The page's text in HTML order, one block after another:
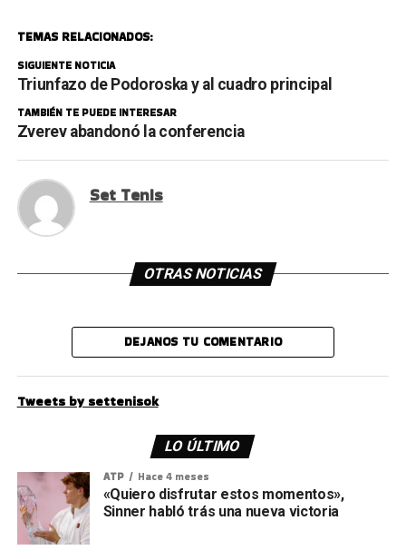
TEMAS RELACIONADOS:
SIGUIENTE NOTICIA
Triunfazo de Podoroska y al cuadro principal
TAMBIÉN TE PUEDE INTERESAR
Zverev abandonó la conferencia
Set Tenis
OTRAS NOTICIAS
DEJANOS TU COMENTARIO
Tweets by settenisok
LO ÚLTIMO
ATP Hace 4 meses
«Quiero disfrutar estos momentos»,
Sinner habló trás una nueva victoria